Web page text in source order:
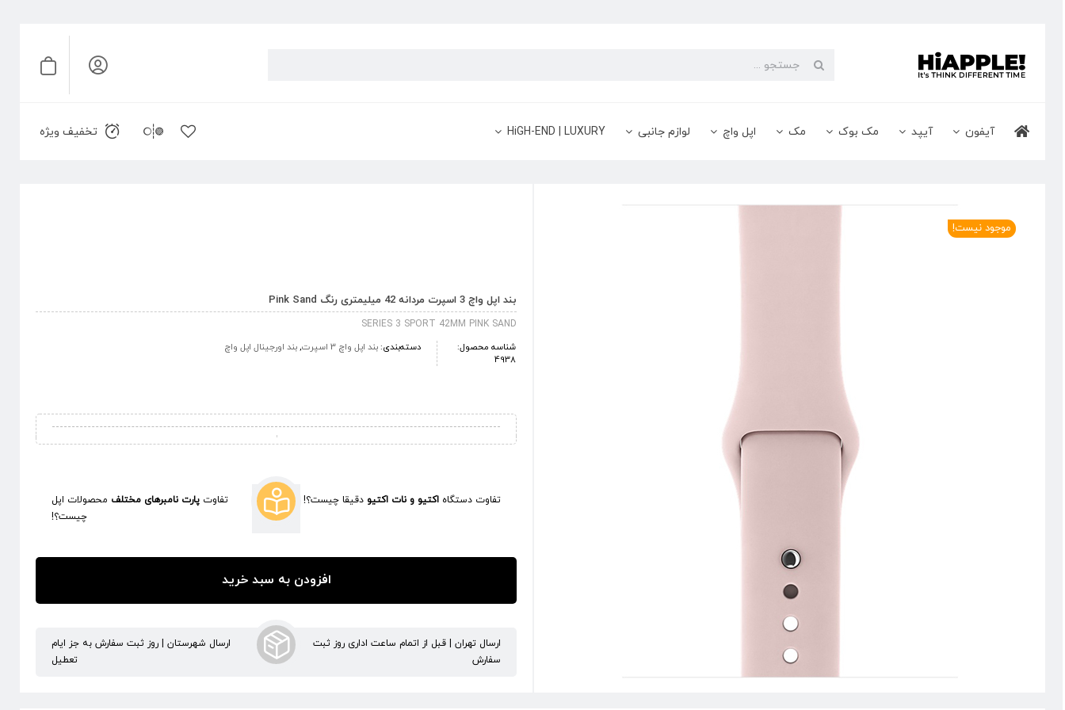
content
جستجو
آیفون آیپد مک بوک مک اپل واچ لوازم جانبی HiGH-END | LUXURY تخفیف ویژه
موجود نیست!
بند اپل واچ 3 اسپرت مردانه 42 میلیمتری رنگ Pink Sand
SERIES 3 SPORT 42MM PINK SAND
شناسه محصول:
4938
دسته‌بندی:بند اپل واچ 3 اسپرت ,بند اورجینال اپل واچ
تفاوت دستگاه اکتیو و نات اکتیو دقیقا چیست؟! تفاوت پارت نامبرهای مختلف محصولات اپل
چیست؟!
افزودن به سبد خرید
ارسال تهران | قبل از اتمام ساعت اداری روز ثبت
سفارش
ارسال شهرستان | روز ثبت سفارش به جز ایام
تعطیل